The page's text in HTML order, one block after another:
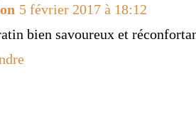
5 février 2017 à 18:12
bien savoureux et